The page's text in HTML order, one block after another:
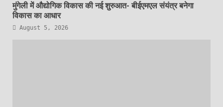
मुंगेली में औद्योगिक विकास की नई शुरुआत- बीईएमएल संयंत्र बनेगा
विकास का आधार
August 5, 2026